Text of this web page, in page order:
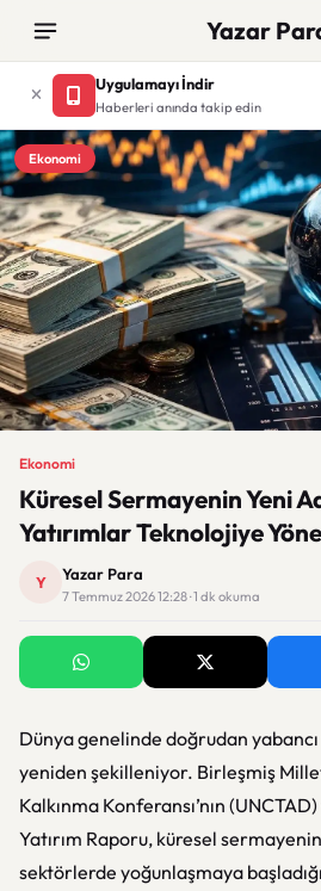
Yazar
Uygulamayı İndir
Haberleri anında takip edin
Ekonomi
Ekonomi
Küresel Sermayenin Yeni
Yatırımlar Teknolojiye
Y Yazar Para
7 Temmuz 2026 12:28 · 1 dk okuma
Dünya genelinde doğrudan
yeniden şekilleniyor. Birleşmiş
Kalkınma Konferansı’nın
Yatırım Raporu, küresel
sektörlerde yoğunlaşmaya